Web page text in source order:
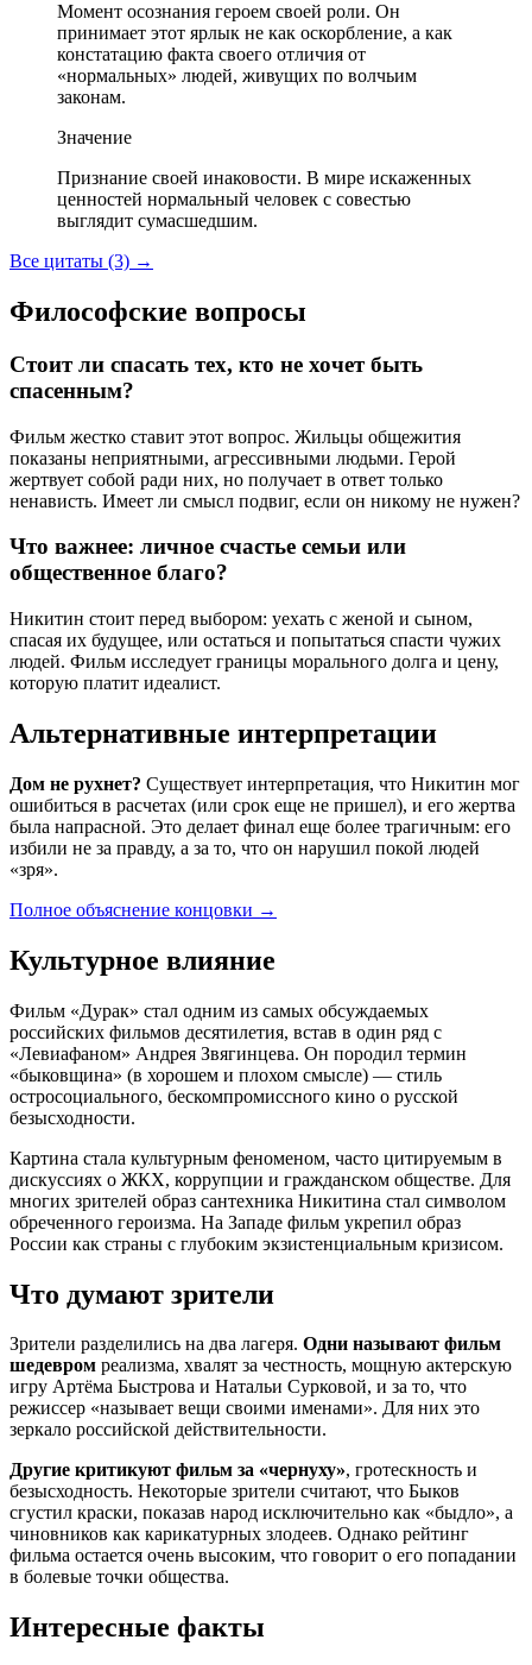
Момент осознания героем своей роли. Он
принимает этот ярлык не как оскорбление, а как
констатацию факта своего отличия от
«нормальных» людей, живущих по волчьим
законам.
Значение
Признание своей инаковости. В мире искаженных
ценностей нормальный человек с совестью
выглядит сумасшедшим.
Все цитаты (3) →
Философские вопросы
Стоит ли спасать тех, кто не хочет быть
спасенным?
Фильм жестко ставит этот вопрос. Жильцы общежития
показаны неприятными, агрессивными людьми. Герой
жертвует собой ради них, но получает в ответ только
ненависть. Имеет ли смысл подвиг, если он никому не нужен?
Что важнее: личное счастье семьи или
общественное благо?
Никитин стоит перед выбором: уехать с женой и сыном,
спасая их будущее, или остаться и попытаться спасти чужих
людей. Фильм исследует границы морального долга и цену,
которую платит идеалист.
Альтернативные интерпретации
Дом не рухнет? Существует интерпретация, что Никитин мог
ошибиться в расчетах (или срок еще не пришел), и его жертва
была напрасной. Это делает финал еще более трагичным: его
избили не за правду, а за то, что он нарушил покой людей
«зря».
Полное объяснение концовки →
Культурное влияние
Фильм «Дурак» стал одним из самых обсуждаемых
российских фильмов десятилетия, встав в один ряд с
«Левиафаном» Андрея Звягинцева. Он породил термин
«быковщина» (в хорошем и плохом смысле) — стиль
остросоциального, бескомпромиссного кино о русской
безысходности.
Картина стала культурным феноменом, часто цитируемым в
дискуссиях о ЖКХ, коррупции и гражданском обществе. Для
многих зрителей образ сантехника Никитина стал символом
обреченного героизма. На Западе фильм укрепил образ
России как страны с глубоким экзистенциальным кризисом.
Что думают зрители
Зрители разделились на два лагеря. Одни называют фильм
шедевром реализма, хвалят за честность, мощную актерскую
игру Артёма Быстрова и Натальи Сурковой, и за то, что
режиссер «называет вещи своими именами». Для них это
зеркало российской действительности.
Другие критикуют фильм за «чернуху», гротескность и
безысходность. Некоторые зрители считают, что Быков
сгустил краски, показав народ исключительно как «быдло», а
чиновников как карикатурных злодеев. Однако рейтинг
фильма остается очень высоким, что говорит о его попадании
в болевые точки общества.
Интересные факты